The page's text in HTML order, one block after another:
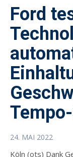
Ford
24. MAI 2022
Köln (ots) Dank